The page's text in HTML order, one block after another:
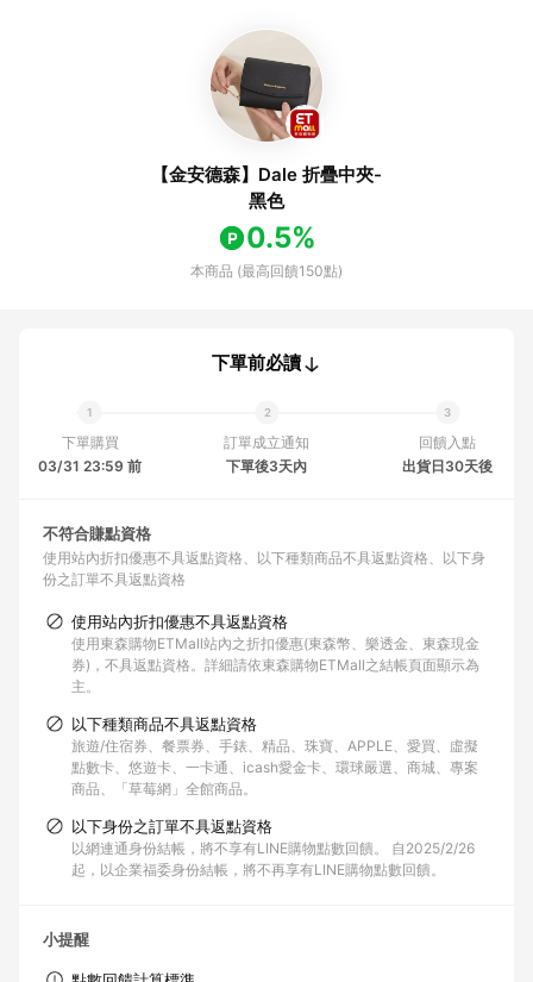
【金安德森】Dale 折疊中夾-
黑色
0.5%
本商品 (最高回饋150點)
下單前必讀
下單購買
03/31 23:59 前
訂單成立通知
下單後3天內
回饋入點
出貨日30天後
不符合賺點資格
使用站內折扣優惠不具返點資格 以下種類商品不具返點資格
以下身
份之訂單不具返點資格
使用站內折扣優惠不具返點資格
使用東森購物ETMall站內之折扣優惠(東森幣、樂透金、東森現金
券)，不具返點資格。詳細請依東森購物ETMall之結帳頁面顯示為
主。
以下種類商品不具返點資格
旅遊/住宿券、餐票券、手錶、精品、珠寶、APPLE、愛買、虛擬
點數卡、悠遊卡、一卡通、icash愛金卡、環球嚴選、商城、專案
商品、「草莓網」全館商品。
以下身份之訂單不具返點資格
以網連通身份結帳，將不享有LINE購物點數回饋。 自2025/2/26
起，以企業福委身份結帳，將不再享有LINE購物點數回饋。
小提醒